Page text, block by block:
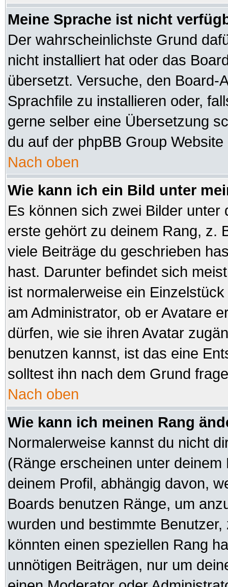
Meine Sprache ist nicht
Der wahrscheinlichste Grund
nicht installiert hat oder das
übersetzt. Versuche, den
Sprachfile zu installieren oder,
gerne selber eine Übersetzung
du auf der phpBB Group
Nach oben
Wie kann ich ein Bild unter
Es können sich zwei Bilder
erste gehört zu deinem Rang, z.
viele Beiträge du geschrieben
hast. Darunter befindet sich
ist normalerweise ein
am Administrator, ob er Avatare
dürfen, wie sie ihren Avatar
benutzen kannst, ist das eine
solltest ihn nach dem Grund
Nach oben
Wie kann ich meinen Rang
Normalerweise kannst du nicht
(Ränge erscheinen unter
deinem Profil, abhängig davon,
Boards benutzen Ränge, um
wurden und bestimmte
könnten einen speziellen Rang
unnötigen Beiträgen, nur um